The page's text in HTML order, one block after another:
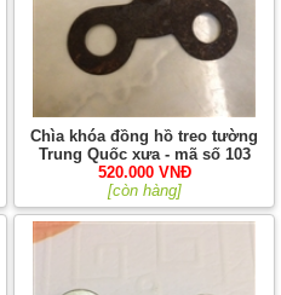
Chìa khóa đồng hồ treo tường
Trung Quốc xưa - mã số 103
520.000 VNĐ
[còn hàng]